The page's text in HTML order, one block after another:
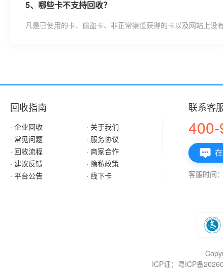
5、 哪些卡不支持回收？
凡是已使用的卡、偷盗卡、非正常渠道获得的卡以及网站上没
回收指南
· 企业回收
· 关于我们
· 常见问题
· 服务协议
· 回收流程
· 商家合作
· 建议反馈
· 隐私政策
· 平台公告
· 线下卡
联系客

客服时间
ICP证：粤ICP备